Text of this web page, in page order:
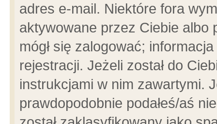
adres e-mail. Niektóre fora
aktywowane przez Ciebie albo
mógł się zalogować;
rejestracji. Jeżeli został do
instrukcjami w nim zawartymi.
prawdopodobnie podałeś/aś